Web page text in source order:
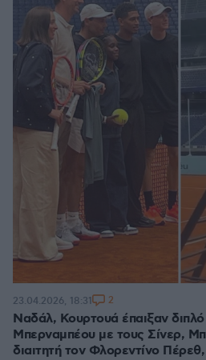
Ναδάλ, Κουρτουά έπαιξαν διπλό
Μπερναμπέου με τους Σίνερ,
διαιτητή τον Φλορεντίνο Πέρεθ,
23.04.2026, 18:31 2